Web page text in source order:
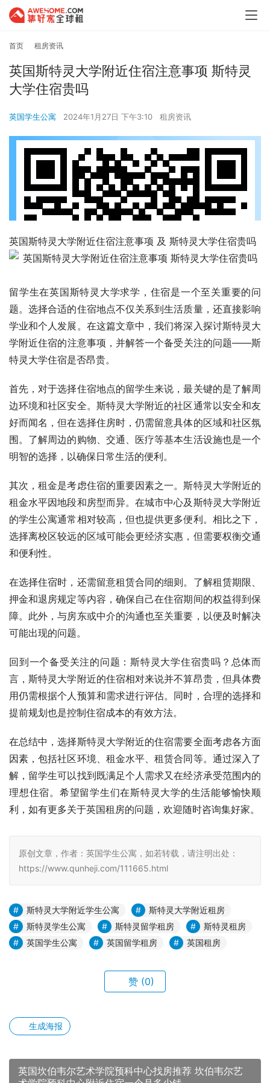
首页 租房资讯
英国斯特灵大学附近住宿注意事项 斯特灵
大学住宿贵吗
英国学生公寓 2024年1月27日 下午3:10 租房资讯
英国斯特灵大学附近住宿注意事项 及 斯特灵大学住宿贵吗
留学生在英国斯特灵大学求学，住宿是一个至关重要的问
题。选择合适的住宿地点不仅关系到生活质量，还直接影响
学业和个人发展。在这篇文章中，我们将深入探讨斯特灵大
学附近住宿的注意事项，并解答一个备受关注的问题——斯
特灵大学住宿是否昂贵。
首先，对于选择住宿地点的留学生来说，最关键的是了解周
边环境和社区安全。斯特灵大学附近的社区通常以安全和友
好而闻名，但在选择住房时，仍需留意具体的区域和社区氛
围。了解周边的购物、交通、医疗等基本生活设施也是一个
明智的选择，以确保日常生活的便利。
其次，租金是考虑住宿的重要因素之一。斯特灵大学附近的
租金水平因地段和房型而异。在城市中心及斯特灵大学附近
的学生公寓通常相对较高，但也提供更多便利。相比之下，
选择离校区较远的区域可能会更经济实惠，但需要权衡交通
和便利性。
在选择住宿时，还需留意租赁合同的细则。了解租赁期限、
押金和退房规定等内容，确保自己在住宿期间的权益得到保
障。此外，与房东或中介的沟通也至关重要，以便及时解决
可能出现的问题。
回到一个备受关注的问题：斯特灵大学住宿贵吗？总体而
言，斯特灵大学附近的住宿相对来说并不算昂贵，但具体费
用仍需根据个人预算和需求进行评估。同时，合理的选择和
提前规划也是控制住宿成本的有效方法。
在总结中，选择斯特灵大学附近的住宿需要全面考虑各方面
因素，包括社区环境、租金水平、租赁合同等。通过深入了
解，留学生可以找到既满足个人需求又在经济承受范围内的
理想住宿。希望留学生们在斯特灵大学的生活能够愉快顺
利，如有更多关于英国租房的问题，欢迎随时咨询集好家。
原创文章，作者：英国学生公寓，如若转载，请注明出处：
https://www.qunheji.com/111665.html
斯特灵大学附近学生公寓
斯特灵大学附近租房
斯特灵学生公寓
斯特灵留学租房
斯特灵租房
英国学生公寓
英国留学租房 英国租房
赞 (0)
生成海报
英国坎伯韦尔艺术学院预科中心找房推荐 坎伯韦尔艺